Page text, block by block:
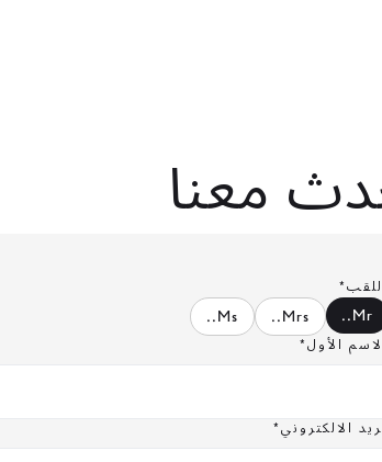
معنا
Mr.
.
Mrs.
.
Ms.
.
الأول*
الالكتروني*